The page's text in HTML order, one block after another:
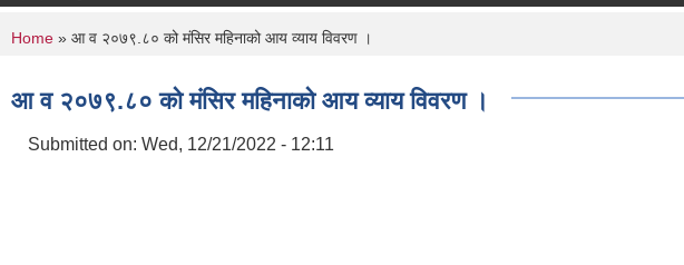
You are here
Home » आ व २०७९.८० को मंसिर महिनाको आय व्याय विवरण ।
आ व २०७९.८० को मंसिर महिनाको आय व्याय विवरण ।
Submitted on: Wed, 12/21/2022 - 12:11